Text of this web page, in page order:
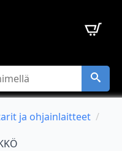
ja ohjainlaitteet